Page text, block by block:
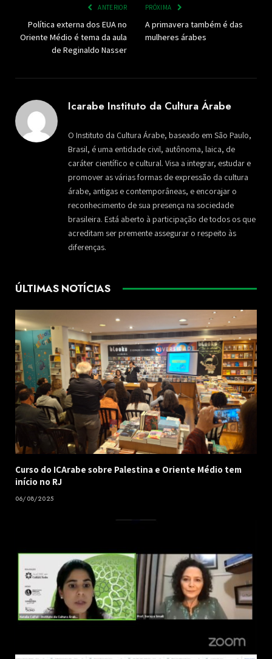
ANTERIOR
Política externa dos EUA no
Oriente Médio é tema da aula
de Reginaldo Nasser
PRÓXIMA
A primavera também é das
mulheres árabes
Icarabe Instituto da Cultura Árabe
O Instituto da Cultura Árabe, baseado em São Paulo,
Brasil, é uma entidade civil, autônoma, laica, de
caráter científico e cultural. Visa a integrar, estudar e
promover as várias formas de expressão da cultura
árabe, antigas e contemporâneas, e encorajar o
reconhecimento de sua presença na sociedade
brasileira. Está aberto à participação de todos os que
acreditam ser premente assegurar o respeito às
diferenças.
ÚLTIMAS NOTÍCIAS
Curso do ICArabe sobre Palestina e Oriente Médio tem
início no RJ
06/08/2025